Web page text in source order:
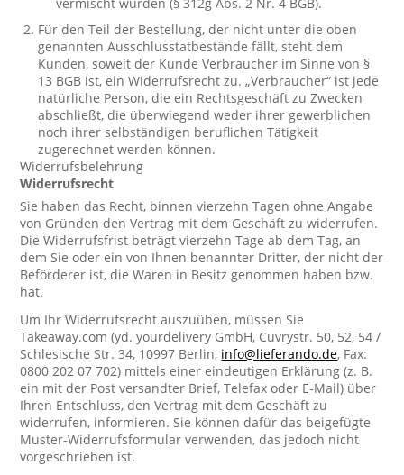
Für den Teil der Bestellung, der nicht unter die oben
genannten Ausschlusstatbestände fällt, steht dem
Kunden, soweit der Kunde Verbraucher im Sinne von §
13 BGB ist, ein Widerrufsrecht zu. „Verbraucher“ ist jede
natürliche Person, die ein Rechtsgeschäft zu Zwecken
abschließt, die überwiegend weder ihrer gewerblichen
noch ihrer selbständigen beruflichen Tätigkeit
zugerechnet werden können.
Widerrufsbelehrung
Widerrufsrecht
Sie haben das Recht, binnen vierzehn Tagen ohne Angabe
von Gründen den Vertrag mit dem Geschäft zu widerrufen.
Die Widerrufsfrist beträgt vierzehn Tage ab dem Tag, an
dem Sie oder ein von Ihnen benannter Dritter, der nicht der
Beförderer ist, die Waren in Besitz genommen haben bzw.
hat.
Um Ihr Widerrufsrecht auszuüben, müssen Sie
Takeaway.com (yd. yourdelivery GmbH, Cuvrystr. 50, 52, 54 /
Schlesische Str. 34, 10997 Berlin, info@lieferando.de, Fax:
0800 202 07 702) mittels einer eindeutigen Erklärung (z. B.
ein mit der Post versandter Brief, Telefax oder E-Mail) über
Ihren Entschluss, den Vertrag mit dem Geschäft zu
widerrufen, informieren. Sie können dafür das beigefügte
Muster-Widerrufsformular verwenden, das jedoch nicht
vorgeschrieben ist.